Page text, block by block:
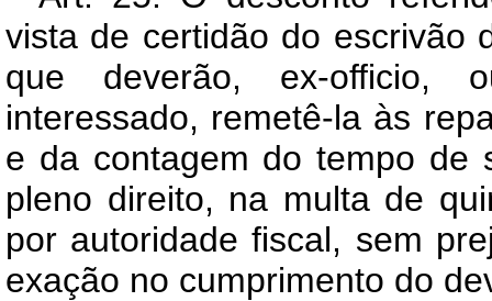
vista de certidão do escrivão
que deverão, ex-officio,
interessado, remetê-la às
e da contagem do tempo de
pleno direito, na multa de
por autoridade fiscal, sem
exação no cumprimento do